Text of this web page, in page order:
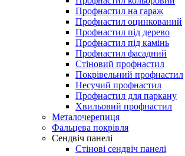
Профнастил на гараж
Профнастил оцинкований
Профнастил під дерево
Профнастил під камінь
Профнастил фасадний
Стіновий профнастил
Покрівельний профнастил
Несучий профнастил
Профнастил для паркану
Хвильовий профнастил
Металочерепиця
Фальцева покрівля
Сендвіч панелі
Стінові сендвіч панелі